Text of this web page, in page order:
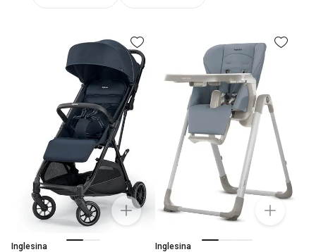
Inglesina
Inglesina